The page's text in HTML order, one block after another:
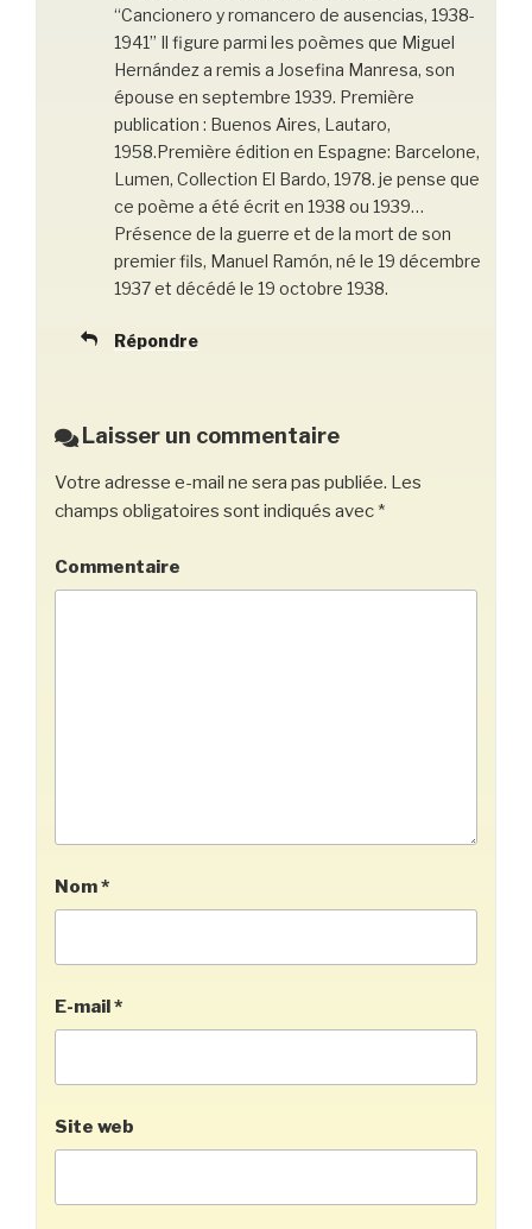
“Cancionero y romancero de ausencias, 1938-
1941” Il figure parmi les poèmes que Miguel
Hernández a remis a Josefina Manresa, son
épouse en septembre 1939. Première
publication : Buenos Aires, Lautaro,
1958.Première édition en Espagne: Barcelone,
Lumen, Collection El Bardo, 1978. je pense que
ce poème a été écrit en 1938 ou 1939…
Présence de la guerre et de la mort de son
premier fils, Manuel Ramón, né le 19 décembre
1937 et décédé le 19 octobre 1938.
Répondre
Laisser un commentaire
Votre adresse e-mail ne sera pas publiée. Les
champs obligatoires sont indiqués avec *
Commentaire
Nom*
E-mail*
Site web